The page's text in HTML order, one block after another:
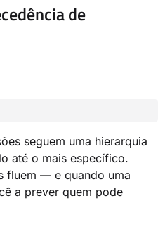
de
seguem uma hierarquia
até o mais específico.
fluem — e quando uma
a prever quem pode